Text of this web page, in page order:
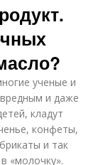
ученые и
и даже
кладут
конфеты,
и так
«молочку».